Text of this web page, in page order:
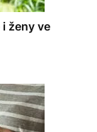
ženy ve